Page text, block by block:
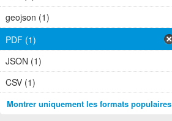
geojson (1)
PDF (1)
JSON (1)
CSV (1)
Montrer uniquement les formats populaires